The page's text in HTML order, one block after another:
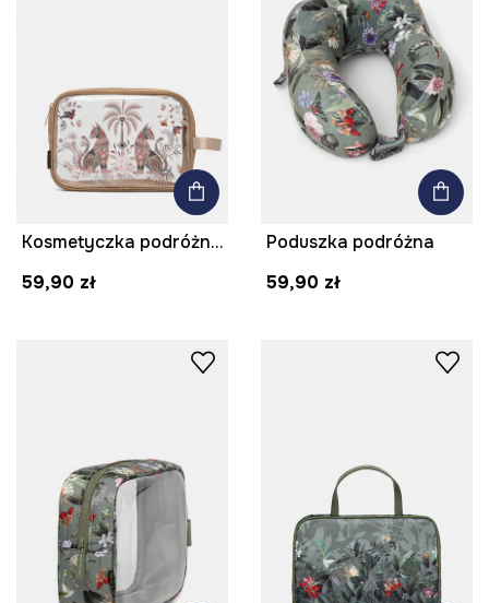
Kosmetyczka podróżna transparentna
59,90 zł
Poduszka podróżna
59,90 zł